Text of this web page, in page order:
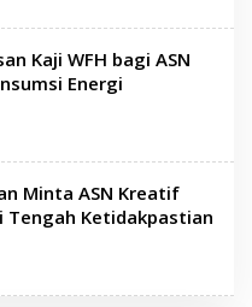
Kaji WFH bagi ASN
Energi
Minta ASN Kreatif
Tengah Ketidakpastian